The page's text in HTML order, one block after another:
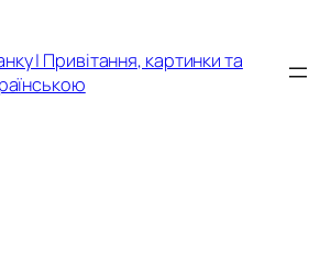
| Привітання, картинки та